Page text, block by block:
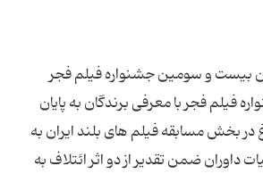
بیست و سومین جشنواره فیلم فجر
فیلم فجر با معرفی برندگان به پایان
بخش مسابقه فیلم های بلند ایران به
ضمن تقدیر از دو اثر ائتلاف به